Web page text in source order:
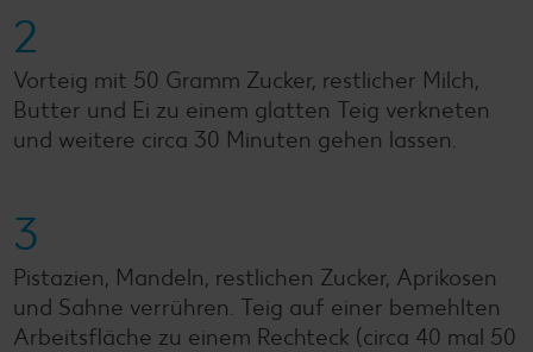
2
Vorteig mit 50 Gramm Zucker, restlicher Milch,
Butter und Ei zu einem glatten Teig verkneten
und weitere circa 30 Minuten gehen lassen.
3
Pistazien, Mandeln, restlichen Zucker, Aprikosen
und Sahne verrühren. Teig auf einer bemehlten
Arbeitsfläche zu einem Rechteck (circa 40 mal 50